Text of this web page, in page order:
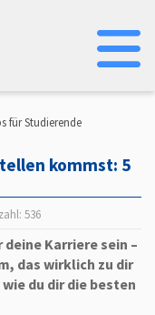
für Studierende
kommst: 5
536
Karriere sein –
das wirklich zu dir
du dir die besten